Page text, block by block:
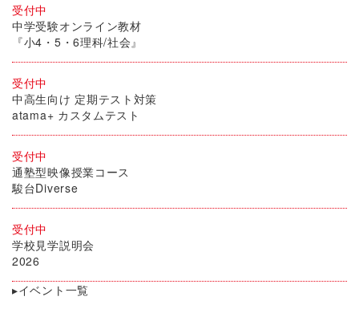
受付中
中学受験オンライン教材
『小4・5・6理科/社会』
受付中
中高生向け 定期テスト対策
atama+ カスタムテスト
受付中
通塾型映像授業コース
駿台Diverse
受付中
学校見学説明会
2026
▸イベント一覧